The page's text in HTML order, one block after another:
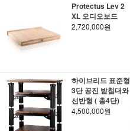
Protectus Lev 2
XL 오디오보드
2,720,000원
하이브리드 표준형
3단 공진 받침대와
선반형 ( 총4단)
4,500,000원